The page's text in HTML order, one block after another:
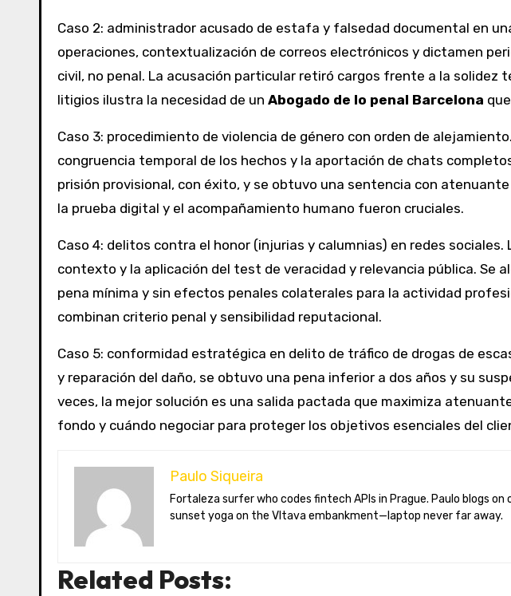
Caso 2: administrador acusado de estafa y falsedad documental en
operaciones, contextualización de correos electrónicos y dictamen
civil, no penal. La acusación particular retiró cargos frente a la solidez
litigios ilustra la necesidad de un Abogado de lo penal Barcelona
Caso 3: procedimiento de violencia de género con orden de
congruencia temporal de los hechos y la aportación de chats
prisión provisional, con éxito, y se obtuvo una sentencia con
la prueba digital y el acompañamiento humano fueron cruciales.
Caso 4: delitos contra el honor (injurias y calumnias) en redes
contexto y la aplicación del test de veracidad y relevancia pública. Se
pena mínima y sin efectos penales colaterales para la actividad
combinan criterio penal y sensibilidad reputacional.
Caso 5: conformidad estratégica en delito de tráfico de drogas de
y reparación del daño, se obtuvo una pena inferior a dos años y su
veces, la mejor solución es una salida pactada que maximiza
fondo y cuándo negociar para proteger los objetivos esenciales del
Paulo Siqueira
Fortaleza surfer who codes fintech APIs in Prague. Paulo blogs on open-banking standards, Czech puppet theatre, and Brazil’s best açaí bowls. He teaches
sunset yoga on the Vltava embankment—laptop never far away.
Related Posts: